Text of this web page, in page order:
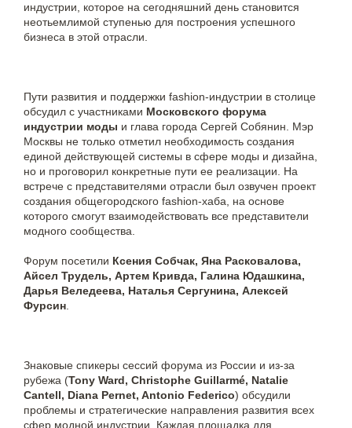
индустрии, которое на сегодняшний день становится
неотьемлимой ступенью для построения успешного
бизнеса в этой отрасли.
Пути развития и поддержки fashion-индустрии в столице
обсудил с участниками Московского форума
индустрии моды и глава города Сергей Собянин. Мэр
Москвы не только отметил необходимость создания
единой действующей системы в сфере моды и дизайна,
но и проговорил конкретные пути ее реализации. На
встрече с представителями отрасли был озвучен проект
создания общегородского fashion-хаба, на основе
которого смогут взаимодействовать все представители
модного сообщества.
Форум посетили Ксения Собчак, Яна Расковалова,
Айсел Трудель, Артем Кривда, Галина Юдашкина,
Дарья Веледеева, Наталья Сергунина, Алексей
Фурсин
Знаковые спикеры сессий форума из России и из-за
рубежа (Tony Ward, Christophe Guillarmé, Natalie
Cantell, Diana Pernet, Antonio Federico) обсудили
проблемы и стратегические направления развития всех
сфер модной индустрии. Каждая площадка для